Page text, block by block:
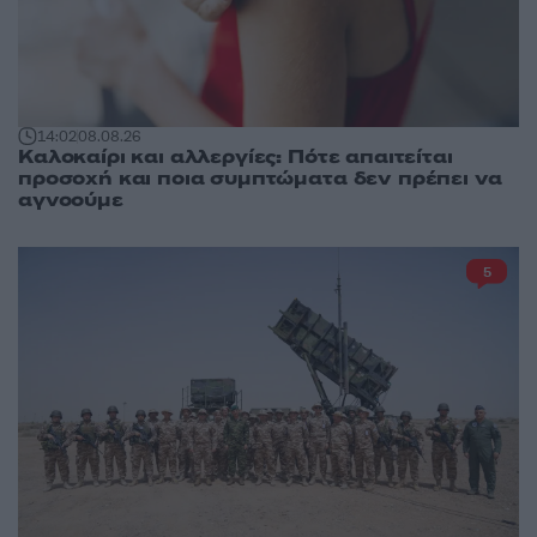
14:0208.08.26
Καλοκαίρι και αλλεργίες: Πότε απαιτείται
προσοχή και ποια συμπτώματα δεν πρέπει να
αγνοούμε
5